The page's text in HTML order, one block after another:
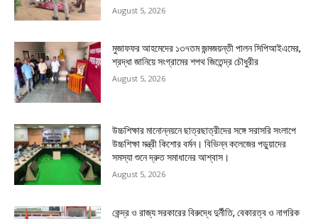
August 5, 2026
মুজাফফর আহমেদের ১৩৭তম জন্মজয়ন্তী পালন সিপিআইএমের,
শ্রদ্ধা জানিয়ে সংগ্রামের শপথ জিতেন্দ্র চৌধুরীর
August 5, 2026
উচ্চশিক্ষার মানোন্নয়নে ছাত্রছাত্রীদের সঙ্গে সরাসরি সংলাপে
উচ্চশিক্ষা মন্ত্রী কিশোর বর্মন। বিভিন্ন কলেজের পড়ুয়াদের
সমস্যা শুনে দ্রুত সমাধানের আশ্বাস।
August 5, 2026
কেন্দ্র ও রাজ্য সরকারের বিরুদ্ধে দুর্নীতি, বেকারত্ব ও নাগরিক